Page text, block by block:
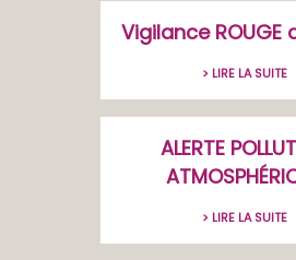
Vigilance ROUGE
> LIRE LA SUITE
ALERTE
> LIRE LA SUITE